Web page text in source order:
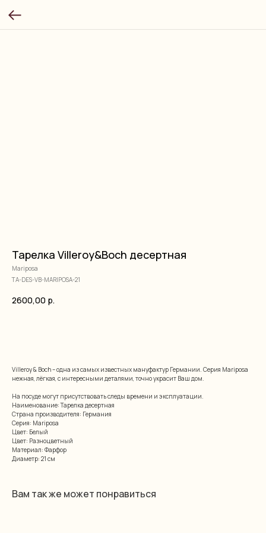
Тарелка Villeroy&Boch десертная
Mariposa
TA-DES-VB-MARIPOSA-21
2600,00 р.
Villeroy & Boch – одна из самых известных мануфактур Германии. Серия Mariposa
нежная, лёгкая, с интересными деталями, точно украсит Ваш дом.
На посуде могут присутствовать следы времени и эксплуатации.
Наименование: Тарелка десертная
Страна производителя: Германия
Серия: Mariposa
Цвет: Белый
Цвет: Разноцветный
Материал: Фарфор
Диаметр: 21 см
Вам так же может понравиться